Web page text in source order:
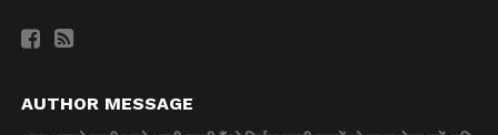
AUTHOR MESSAGE